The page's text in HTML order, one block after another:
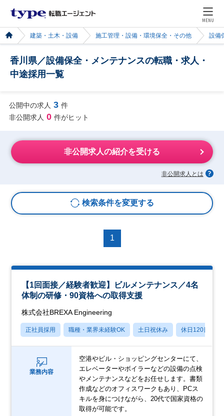
MENU
建築・土木・設備 施工管理・設備・環境保全・その他 設備
香川県／設備保全・メンテナンスの転職・求人・
中途採用一覧
公開中の求人 3 件
非公開求人 0 件がヒット
非公開求人の紹介を受ける
非公開求人とは
検索条件を変更する
1
【1回面接／経験者歓迎】ビルメンテナンス／4名
体制の研修・90資格への取得支援
株式会社BREXA Engineering
正社員採用 職種・業界未経験OK 土日祝休み 休日120日以上
業務内容
空港やビル・ショッピングセンターにて、
エレベーターやボイラーなどの設備の点検
やメンテナンスなどをお任せします。書類
作成などのオフィスワークもあり、PCス
キルを身につけながら、20代で国家資格の
取得が可能です。